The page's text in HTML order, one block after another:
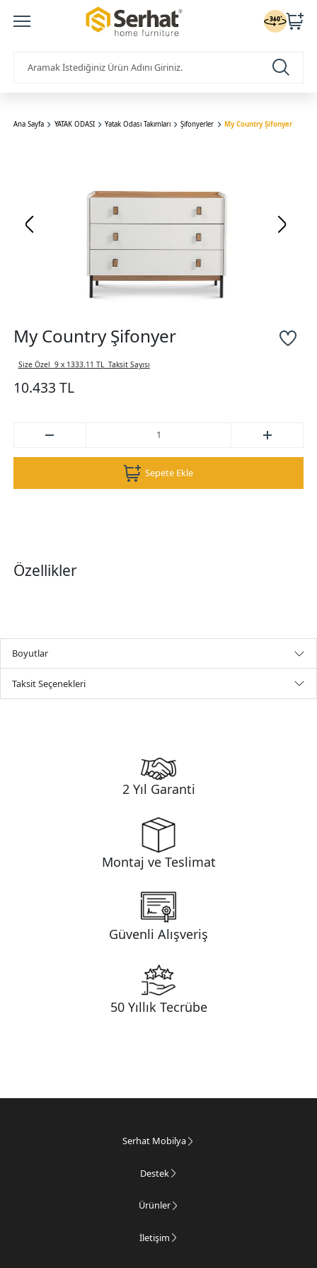
Ana Sayfa YATAK ODASI Yatak Odası Takımları Şifonyerler My Country Şifonyer
My Country Şifonyer
Size Özel 9 x 1333.11 TLTaksit Sayısı
10.433 TL
Sepete Ekle
Özellikler
Boyutlar
Taksit Seçenekleri
2 Yıl Garanti
Montaj ve Teslimat
Güvenli Alışveriş
50 Yıllık Tecrübe
Serhat Mobilya
Destek
Ürünler
İletişim